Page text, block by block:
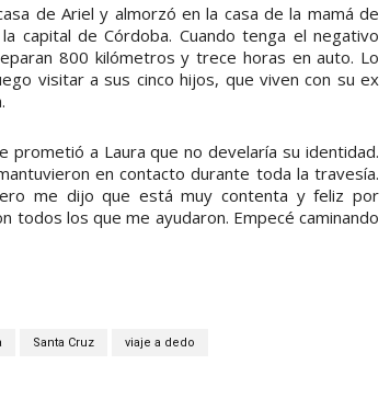
de Ariel y almorzó en la casa de la mamá de
capital de Córdoba. Cuando tenga el negativo
800 kilómetros y trece horas en auto. Lo
visitar a sus cinco hijos, que viven con su ex
prometió a Laura que no develaría su identidad.
en contacto durante toda la travesía.
me dijo que está muy contenta y feliz por
todos los que me ayudaron. Empecé caminando
Santa Cruz viaje a dedo